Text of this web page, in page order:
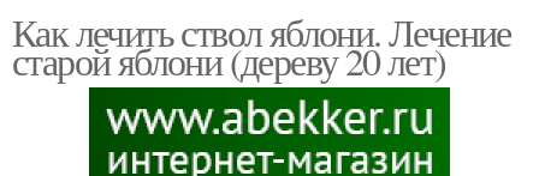
Как лечить ствол яблони. Лечение
старой яблони (дереву 20 лет)